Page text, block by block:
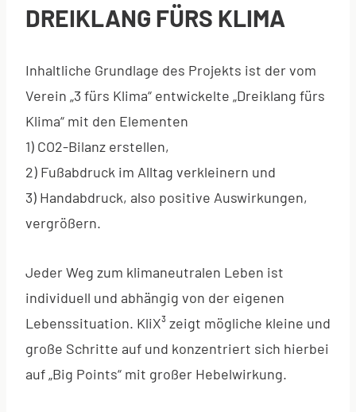
DREIKLANG FÜRS KLIMA
Inhaltliche Grundlage des Projekts ist der vom
Verein „3 fürs Klima“ entwickelte „Dreiklang fürs
Klima“ mit den Elementen
1) CO2-Bilanz erstellen,
2) Fußabdruck im Alltag verkleinern und
3) Handabdruck, also positive Auswirkungen,
vergrößern.
Jeder Weg zum klimaneutralen Leben ist
individuell und abhängig von der eigenen
Lebenssituation. KliX³ zeigt mögliche kleine und
große Schritte auf und konzentriert sich hierbei
auf „Big Points“ mit großer Hebelwirkung.